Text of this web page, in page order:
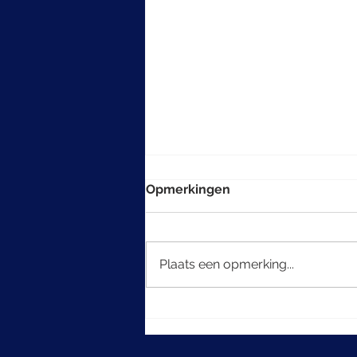
Opmerkingen
Plaats een opmerking...